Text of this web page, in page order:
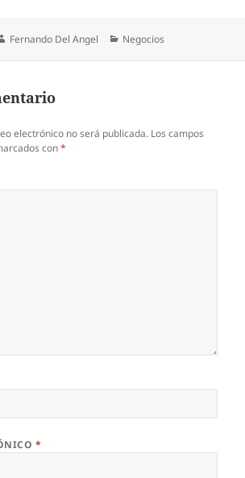
Autor
Fernando Del Angel Categorías
Negocios
electrónico no será publicada. Los campos
con*
*